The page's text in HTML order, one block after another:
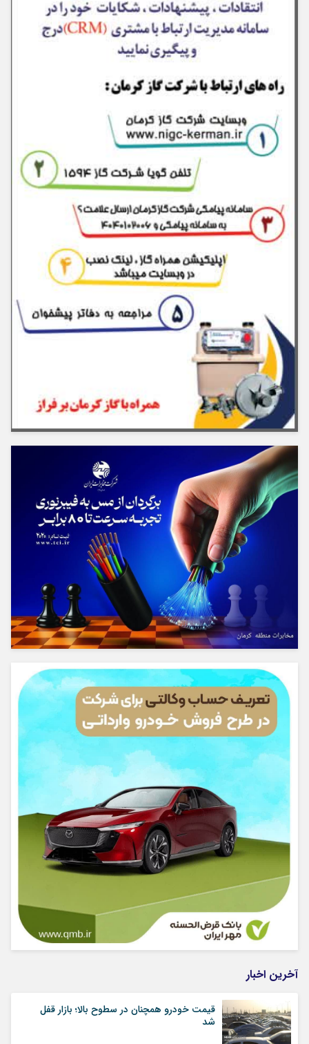
آخرین اخبار
قیمت خودرو همچنان در سطوح بالا؛ بازار قفل
شد